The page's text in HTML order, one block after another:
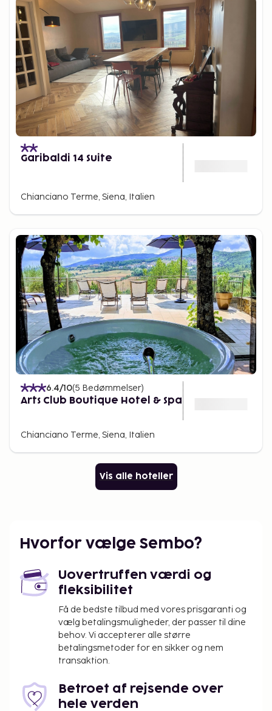
Garibaldi 14 Suite
Chianciano Terme, Siena, Italien
6.4/10(5 Bedømmelser)
Arts Club Boutique Hotel & Spa
Chianciano Terme, Siena, Italien
Vis alle hoteller
Hvorfor vælge Sembo?
Uovertruffen værdi og
fleksibilitet
Få de bedste tilbud med vores prisgaranti og
vælg betalingsmuligheder, der passer til dine
behov. Vi accepterer alle større
betalingsmetoder for en sikker og nem
transaktion.
Betroet af rejsende over
hele verden